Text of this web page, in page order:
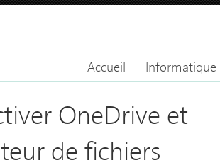
Accueil Informatique
OneDrive et
de fichiers